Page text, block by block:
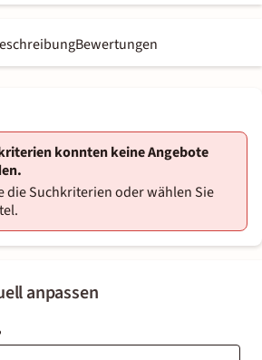
Bewertungen
anpassen
konnten keine Angebote
die Suchkriterien oder wählen Sie